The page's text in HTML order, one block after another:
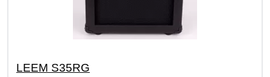
LEEM S35RG